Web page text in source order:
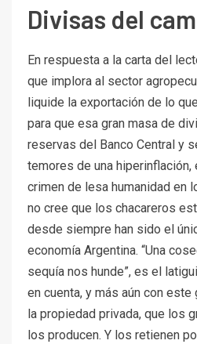
Divisas del
En respuesta a la carta del
que implora al sector
liquide la exportación de lo
para que esa gran masa de
reservas del Banco Central y
temores de una hiperinflación,
crimen de lesa humanidad en
no cree que los chacareros
desde siempre han sido el
economía Argentina. “Una
sequía nos hunde”, es el
en cuenta, y más aún con
la propiedad privada, que los
los producen. Y los retienen